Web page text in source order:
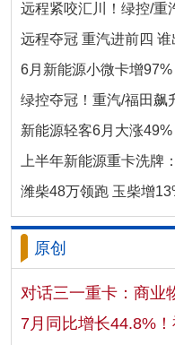
新能源轻客6月大涨
原创